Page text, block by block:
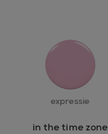
expressie
in the time zone